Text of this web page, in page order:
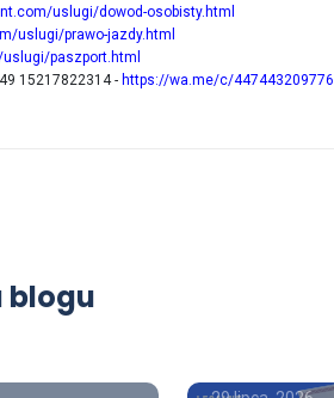
uslugi/dowod-osobisty.html
uslugi/prawo-jazdy.html
paszport.html
15217822314 - https://wa.me/c/447443209776
blogu